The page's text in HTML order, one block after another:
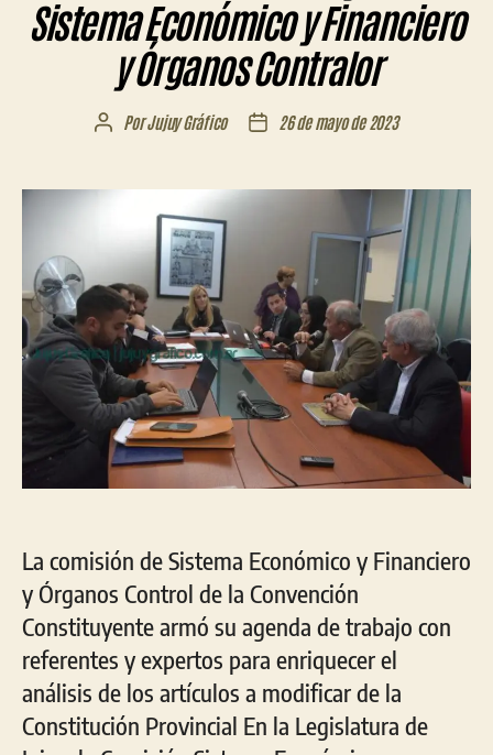
Sistema Económico y Financiero
y Órganos Contralor
Autor
entrada
PorJujuy Gráfico
Fecha
entrada
26 de mayo de 2023
La comisión de Sistema Económico y Financiero
y Órganos Control de la Convención
Constituyente armó su agenda de trabajo con
referentes y expertos para enriquecer el
análisis de los artículos a modificar de la
Constitución Provincial En la Legislatura de